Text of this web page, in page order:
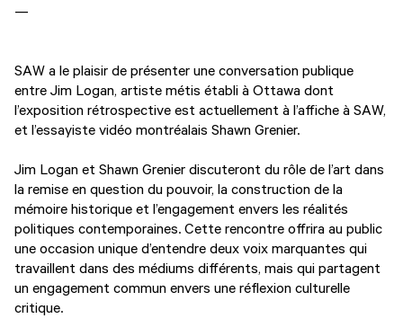
—
SAW a le plaisir de présenter une conversation publique
entre Jim Logan, artiste métis établi à Ottawa dont
l’exposition rétrospective est actuellement à l’affiche à SAW,
et l’essayiste vidéo montréalais Shawn Grenier.
Jim Logan et Shawn Grenier discuteront du rôle de l’art dans
la remise en question du pouvoir, la construction de la
mémoire historique et l’engagement envers les réalités
politiques contemporaines. Cette rencontre offrira au public
une occasion unique d’entendre deux voix marquantes qui
travaillent dans des médiums différents, mais qui partagent
un engagement commun envers une réflexion culturelle
critique.